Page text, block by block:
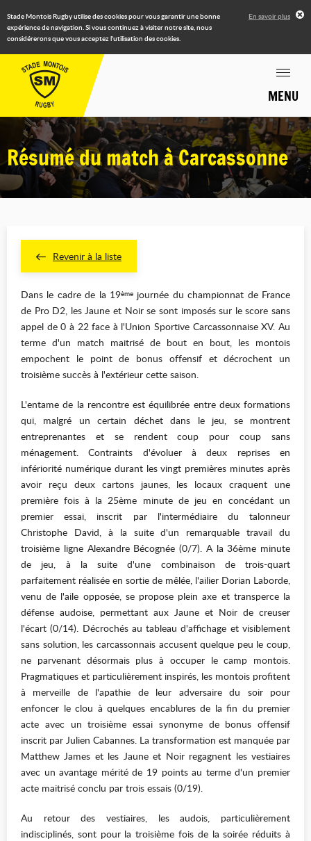
Stade Montois Rugby utilise des cookies pour vous garantir une bonne
expérience de navigation. Si vous continuez à visiter notre site, nous
considérerons que vous acceptez l'utilisation des cookies.
En savoir plus
MENU
Résumé du match à Carcassonne
Revenir à la liste
Dans le cadre de la 19ème journée du championnat de France
de Pro D2, les Jaune et Noir se sont imposés sur le score sans
appel de 0 à 22 face à l'Union Sportive Carcassonnaise XV. Au
terme d'un match maitrisé de bout en bout, les montois
empochent le point de bonus offensif et décrochent un
troisième succès à l'extérieur cette saison.
L'entame de la rencontre est équilibrée entre deux formations
qui, malgré un certain déchet dans le jeu, se montrent
entreprenantes et se rendent coup pour coup sans
ménagement. Contraints d'évoluer à deux reprises en
infériorité numérique durant les vingt premières minutes après
avoir reçu deux cartons jaunes, les locaux craquent une
première fois à la 25ème minute de jeu en concédant un
premier essai, inscrit par l'intermédiaire du talonneur
Christophe David, à la suite d'un remarquable travail du
troisième ligne Alexandre Bécognée (0/7). A la 36ème minute
de jeu, à la suite d'une combinaison de trois-quart
parfaitement réalisée en sortie de mêlée, l'ailier Dorian Laborde,
venu de l'aile opposée, se propose plein axe et transperce la
défense audoise, permettant aux Jaune et Noir de creuser
l'écart (0/14). Décrochés au tableau d'affichage et visiblement
sans solution, les carcassonnais accusent quelque peu le coup,
ne parvenant désormais plus à occuper le camp montois.
Pragmatiques et particulièrement inspirés, les montois profitent
à merveille de l'apathie de leur adversaire du soir pour
enfoncer le clou à quelques encablures de la fin du premier
acte avec un troisième essai synonyme de bonus offensif
inscrit par Julien Cabannes. La transformation est manquée par
Matthew James et les Jaune et Noir regagnent les vestiaires
avec un avantage mérité de 19 points au terme d'un premier
acte maitrisé conclu par trois essais (0/19).
Au retour des vestiaires, les audois, particulièrement
indisciplinés, sont pour la troisième fois de la soirée réduits à